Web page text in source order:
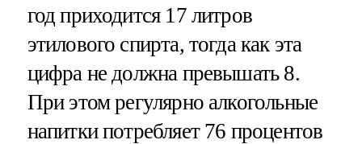
год приходится 17 литров
этилового спирта, тогда как эта
цифра не должна превышать 8.
При этом регулярно алкогольные
напитки потребляет 76 процентов